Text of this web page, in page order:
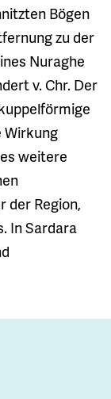
Bögen
zu der
Nuraghe
v. Chr. Der
Wirkung
weitere
der Region,
In Sardara